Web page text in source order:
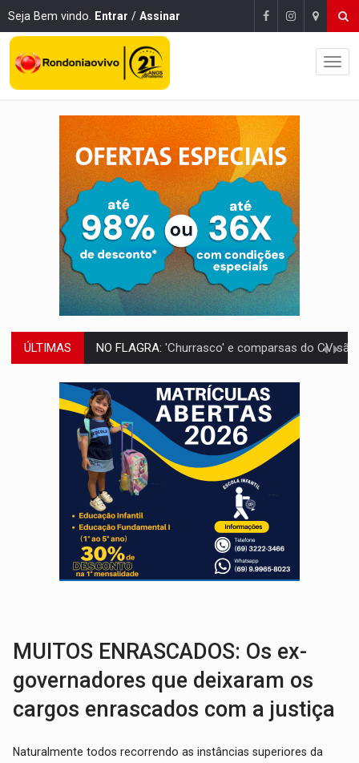
Seja Bem vindo. Entrar / Assinar
ÚLTIMAS URGENTE:Homem é baleado após apontar arma para
GRAVE:Homem é esfaqueado no peito durante briga
VÍDEO:Denarc e Receita Federal apreendem 12 kg de skunk e arma que
OPERAÇÃO DA PC:Membros do CV são presos com armas e drogas após
ENTRADA GRATUITA: Espetáculo As Marias Somos Nós será
VÍDEO: Três são presos após furto de motocicleta em frente
CELEBRAÇÃO: Cerejeiras completa 43 anos de emancipação com
SAÚDE:Anvisa desmente boato sobre presença de plástico ou
MUITOS ENRASCADOS: Os ex-
governadores que deixaram os
cargos enrascados com a justiça
Naturalmente todos recorrendo as instâncias superiores da